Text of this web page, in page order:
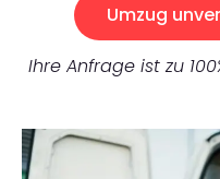
Umzug
Ihre Anfrage ist zu